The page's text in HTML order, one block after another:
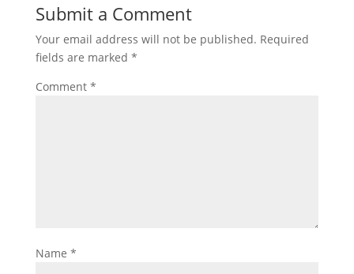
Submit a Comment
Your email address will not be published. Required
fields are marked *
Comment *
Name *